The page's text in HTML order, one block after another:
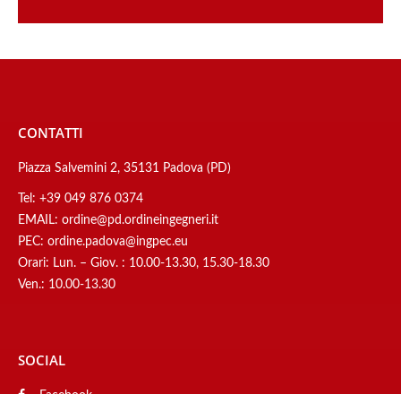
CONTATTI
Piazza Salvemini 2, 35131 Padova (PD)
Tel: +39 049 876 0374
EMAIL: ordine@pd.ordineingegneri.it
PEC: ordine.padova@ingpec.eu
Orari: Lun. – Giov. : 10.00-13.30, 15.30-18.30
Ven.: 10.00-13.30
SOCIAL